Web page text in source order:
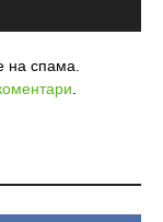
на спама.
.